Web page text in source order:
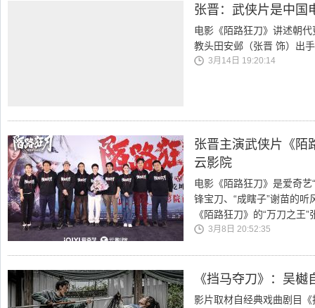
张晋：武侠片是中国
电影《陌路狂刀》讲述朝
教头田安邺（张晋 饰）出
3月14日 19:20:14
张晋主演武侠片《陌
云影院
电影《陌路狂刀》是爱奇艺
锋宝刀、“成瞎子”谢苗的
《陌路狂刀》的“万刀之王
3月8日 20:52:35
《挡马夺刀》：吴
影片取材自经典戏曲剧目